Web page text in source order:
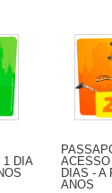
1 DIA
DIAS - A
ANOS